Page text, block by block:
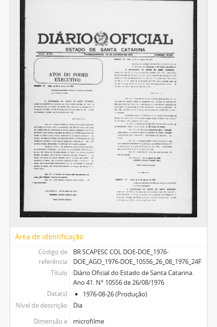
Área de identificação
Código de
referência
BR SCAPESC COL DOE-DOE_1976-
DOE_AGO_1976-DOE_10556_26_08_1976_24F
Título
Diário Oficial do Estado de Santa Catarina.
Ano 41. N° 10556 de 26/08/1976
Data(s)
1976-08-26 (Produção)
Nível de descrição
Dia
Dimensão e
microfilme